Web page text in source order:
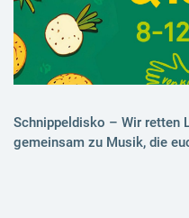
Schnippeldisko – Wir retten
gemeinsam zu Musik, die